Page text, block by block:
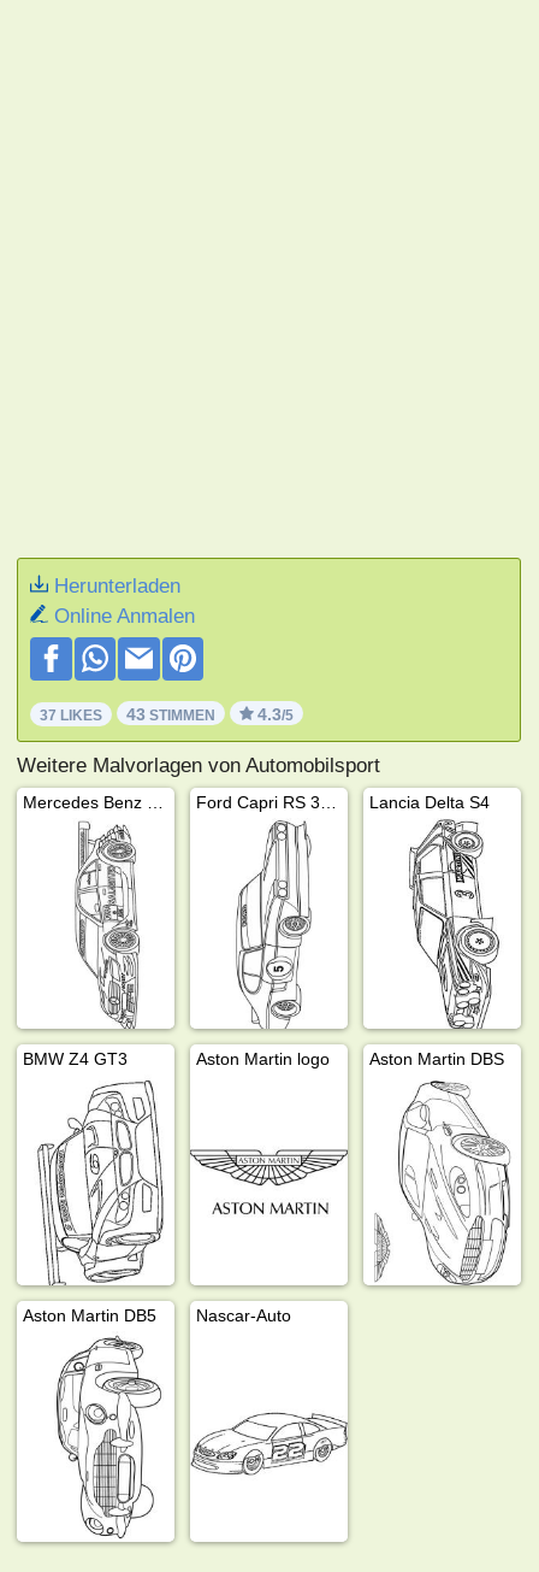
Herunterladen
Online Anmalen
37 LIKES 43 STIMMEN 4.3/5
Weitere Malvorlagen von Automobilsport
Lancia Delta S4
BMW Z4 GT3 Aston Martin logo Aston Martin DBS
Aston Martin DB5 Nascar-Auto